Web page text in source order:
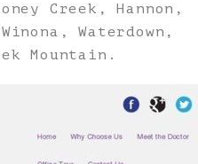
Creek, Hannon,
Waterdown,
Mountain.